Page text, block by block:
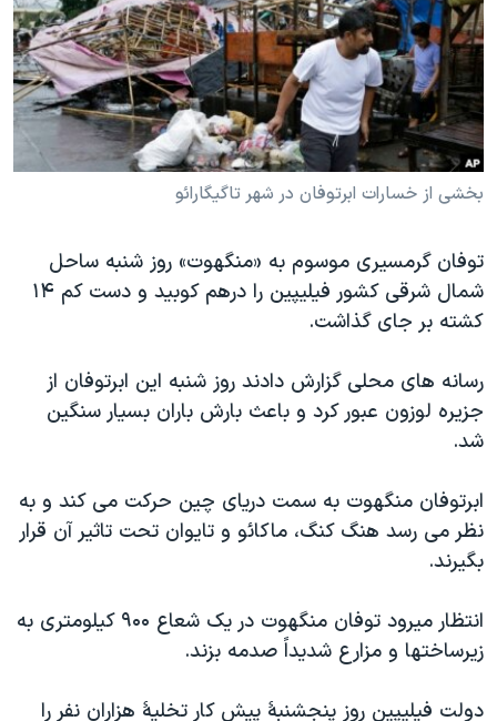
فرهنگ و زندگی
حقوق شهروندی
اقتصادی
علم و فناوری
آرشیو پخش زنده
مستندها
انتخابات ریاست جمهوری آمریکا ۲۰۲۴
حمله جمهوری اسلامی به اسرائیل
رمز مهسا
مجموعه مستندهای دادخواهی
تریبونال مردمی آبان ۹۸
چهل سال گروگان‌گیری
قانون شفافیت دارائی کادر رهبری ایران
اسرائیل در جنگ
نرگس محمدی برنده جایزه نوبل صلح
صفحه‌های ویژه
سفر پرزیدنت ترامپ به چین
دنبال کنید
زبانهای مختلف
بخشی از خسارات ابرتوفان در شهر تاگیگارائو
توفان گرمسیری موسوم به «منگهوت» روز شنبه ساحل
شمال شرقی کشور فیلیپین را درهم کوبید و دست کم ۱۴
کشته بر جای گذاشت.
رسانه های محلی گزارش دادند روز شنبه این ابرتوفان از
جزیره لوزون عبور کرد و باعث بارش باران بسیار سنگین
شد.
ابرتوفان منگهوت به سمت دریای چین حرکت می کند و به
نظر می رسد هنگ کنگ، ماکائو و تایوان تحت تاثیر آن قرار
بگیرند.
انتظار میرود توفان منگهوت در یک شعاع ۹۰۰ کیلومتری به
زیرساختها و مزارع شدیداً صدمه بزند.
دولت فیلیپین روز پنجشنبۀ پیش کار تخلیۀ هزاران نفر را